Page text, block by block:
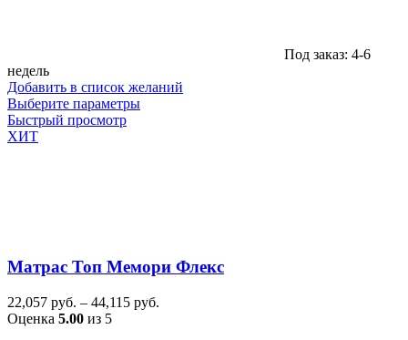
Под заказ: 4-6
недель
Добавить в список желаний
Выберите параметрыЭтот
товара.
Быстрый просмотр
ХИТ
Матрас Топ Мемори Флекс
22,057 руб. – 44,115 руб.
Оценка 5.00 из 5